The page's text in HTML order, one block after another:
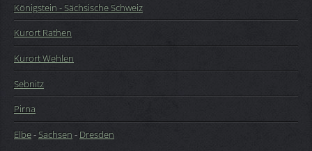
Königstein - Sächsische Schweiz
Kurort Rathen
Kurort Wehlen
Sebnitz
Pirna
Elbe-Sachsen - Dresden